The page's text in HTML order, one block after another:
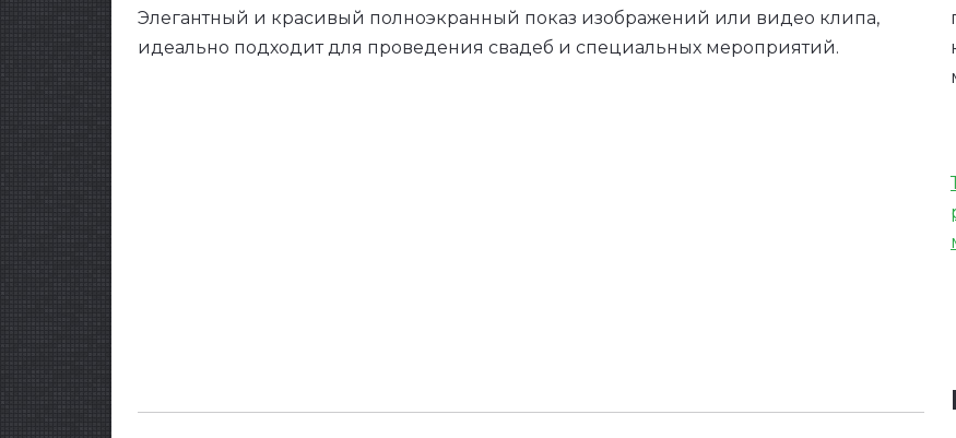
Элегантный и красивый полноэкранный показ изображений или видео клипа,
идеально подходит для проведения свадеб и специальных мероприятий.